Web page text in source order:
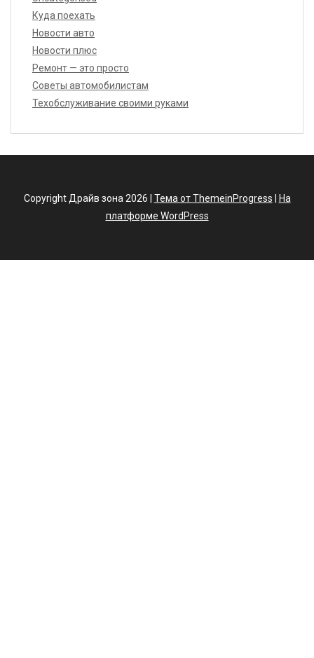
Куда поехать
Новости авто
Новости плюс
Ремонт — это просто
Советы автомобилистам
Техобслуживание своими руками
Copyright Драйв зона 2026 | Тема от ThemeinProgress
На
платформе WordPress